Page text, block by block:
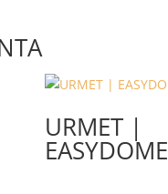
URMET |
EASYDOME